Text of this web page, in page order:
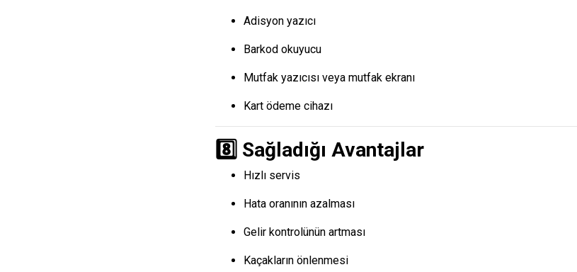
Adisyon yazıcı
Barkod okuyucu
Mutfak yazıcısı veya mutfak ekranı
Kart ödeme cihazı
8️⃣ Sağladığı Avantajlar
Hızlı servis
Hata oranının azalması
Gelir kontrolünün artması
Kaçakların önlenmesi